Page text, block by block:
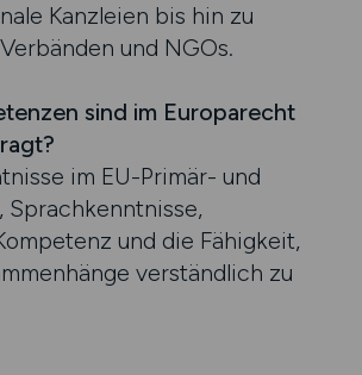
Kanzleien bis hin zu
und NGOs.
sind im Europarecht
im EU-Primär- und
Sprachkenntnisse,
und die Fähigkeit,
verständlich zu